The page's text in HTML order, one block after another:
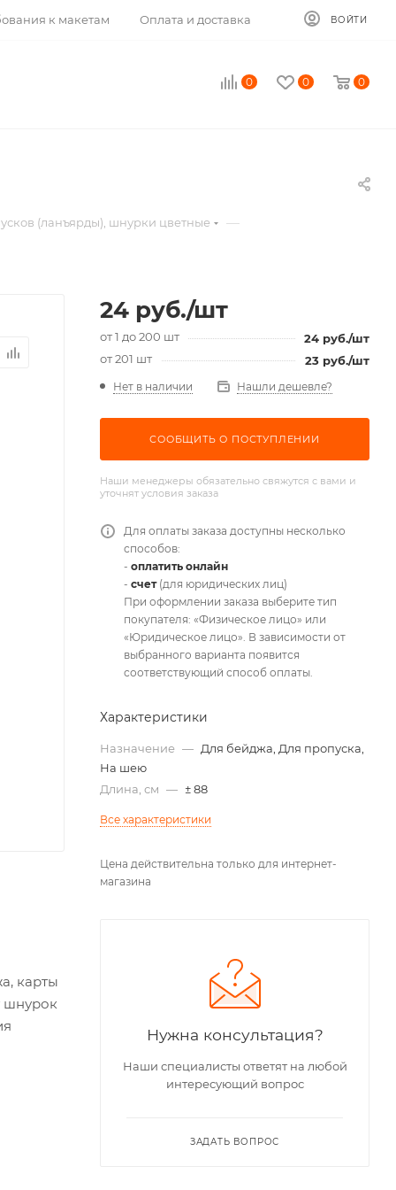
к макетам Оплата и доставка ВОЙТИ
0 0 0
(ланъярды), шнурки цветные —
карты
шнурок
24 руб./шт
от 1 до 200 шт 24 руб./шт
от 201 шт
23 руб./шт
Нет в наличии Нашли дешевле?
СООБЩИТЬ О ПОСТУПЛЕНИИ
Наши менеджеры обязательно свяжутся с вами и
уточнят условия заказа
Для оплаты заказа доступны несколько
способов:
- оплатить онлайн
- счет(для юридических лиц)
При оформлении заказа выберите тип
покупателя: «Физическое лицо» или
«Юридическое лицо». В зависимости от
выбранного варианта появится
соответствующий способ оплаты.
Характеристики
Назначение — Для бейджа, Для пропуска,
На шею
Длина, см — ± 88
Все характеристики
Цена действительна только для интернет-
магазина
Нужна консультация?
Наши специалисты ответят на любой
интересующий вопрос
ЗАДАТЬ ВОПРОС